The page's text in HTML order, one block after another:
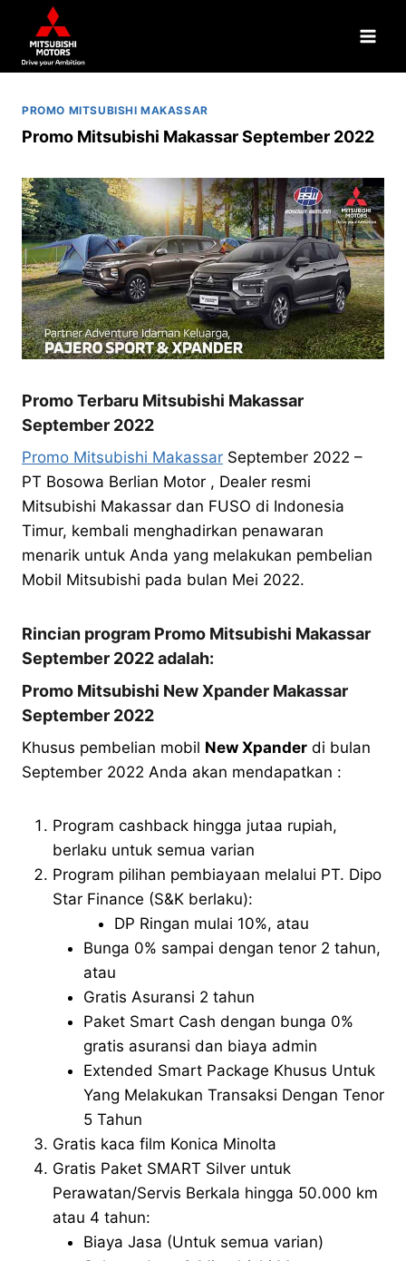
PROMO MITSUBISHI MAKASSAR
Promo Mitsubishi Makassar September 2022
Promo Terbaru Mitsubishi Makassar
September 2022
Promo Mitsubishi Makassar September 2022 –
PT Bosowa Berlian Motor , Dealer resmi
Mitsubishi Makassar dan FUSO di Indonesia
Timur, kembali menghadirkan penawaran
menarik untuk Anda yang melakukan pembelian
Mobil Mitsubishi pada bulan Mei 2022.
Rincian program Promo Mitsubishi Makassar
September 2022 adalah:
Promo Mitsubishi New Xpander Makassar
September 2022
Khusus pembelian mobil New Xpander di bulan
September 2022 Anda akan mendapatkan :
Program cashback hingga jutaa rupiah,
berlaku untuk semua varian
Program pilihan pembiayaan melalui PT. Dipo
Star Finance (S&K berlaku):
DP Ringan mulai 10%, atau
Bunga 0% sampai dengan tenor 2 tahun,
atau
Gratis Asuransi 2 tahun
Paket Smart Cash dengan bunga 0%
gratis asuransi dan biaya admin
Extended Smart Package Khusus Untuk
Yang Melakukan Transaksi Dengan Tenor
5 Tahun
Gratis kaca film Konica Minolta
Gratis Paket SMART Silver untuk
Perawatan/Servis Berkala hingga 50.000 km
atau 4 tahun:
Biaya Jasa (Untuk semua varian)